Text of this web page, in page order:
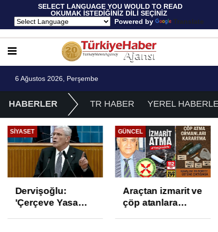
SELECT LANGUAGE YOU WOULD TO READ
OKUMAK İSTEDİĞİNİZ DİLİ SEÇİNİZ
Powered by
Translate
6 Ağustos 2026, Perşembe
HABERLER TR HABER YEREL
SIYASET
Dervişoğlu:
'Çerçeve Yasa
GÜNCEL
Araçtan izmarit ve
çöp atanlara